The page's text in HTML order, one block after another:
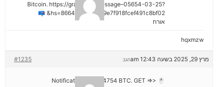
Bitcoin. https://graph.org/Message–05654-03-25?
hs=8664c520642b9e7f918fcef491c8bf02& 📪
אורח
hqxmzw
מרץ 29, 2025 בשעה 12:43 am #1235 הגב
🖱 Notification; + 1,424754 BTC. GET =>>